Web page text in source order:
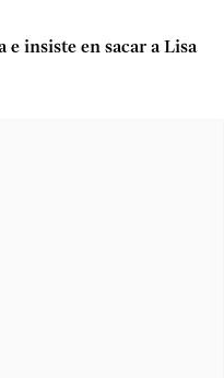
insiste en sacar a Lisa